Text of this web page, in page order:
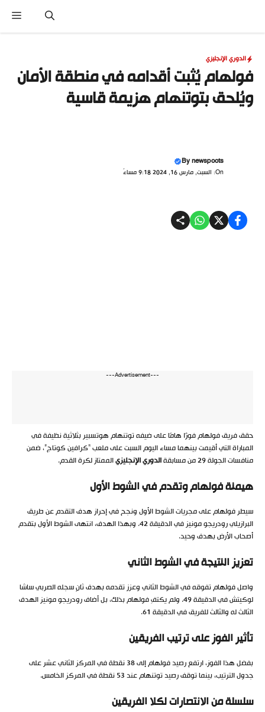
المحتوى
الدوري الإنجليزي
فولهام يُثبت أقدامه في منطقة الأمان
ويُلحق بتوتنهام هزيمة قاسية
Bynewspoots
On: السبت, مارس 16, 2024 9:18 مساءً
---Advertisement---
حقق فريق فولهام فوزًا هامًا على ضيفه توتنهام هوتسبير بثلاثية نظيفة في
المباراة التي أقيمت بينهما مساء اليوم السبت على ملعب “كرافين كوتاج”، ضمن
منافسات الجولة 29 من مسابقة
الدوري الإنجليزيالممتاز لكرة القدم.
هيمنة فولهام وتقدم في الشوط الأول
سيطر فولهام على مجريات الشوط الأول ونجح في إحراز هدف التقدم عن طريق
البرازيلي رودريجو مونيز في الدقيقة 42. وبهذا الهدف، انتهى الشوط الأول بتقدم
أصحاب الأرض بهدف وحيد.
تعزيز النتيجة في الشوط الثاني
واصل فولهام تفوقه في الشوط الثاني وعزز تقدمه بهدف ثانٍ سجله الصربي ساشا
لوكيتش في الدقيقة 49. ولم يكتفِ فولهام بذلك، بل أضاف رودريجو مونيز الهدف
الثالث له والثالث للفريق في الدقيقة 61.
تأثير الفوز على ترتيب الفريقين
بفضل هذا الفوز، ارتفع رصيد فولهام إلى 38 نقطة في المركز الثاني عشر على
جدول الترتيب، بينما توقف رصيد توتنهام عند 53 نقطة في المركز الخامس.
سلسلة من الانتصارات لكلا الفريقين